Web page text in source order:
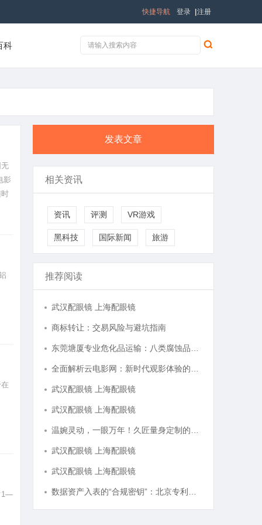
登录 注册
快捷导航
科
影
1—
发表文章
相关资讯
资讯 评测 VR游戏
黑科技 国际新闻 旅游
推荐阅读
武汉配眼镜 上海配眼镜
商标转让：交易风险与避坑指南
武汉配眼镜 上海配眼镜
武汉配眼镜 上海配眼镜
武汉配眼镜 上海配眼镜
武汉配眼镜 上海配眼镜